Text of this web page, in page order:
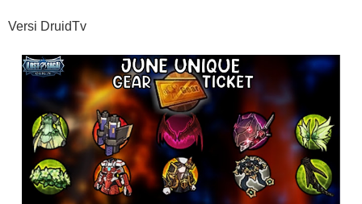
Versi DruidTv